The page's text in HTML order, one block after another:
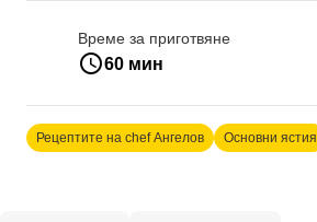
Време за приготвяне
access_time60 мин
Рецептите на chef Ангелов Основни ястия